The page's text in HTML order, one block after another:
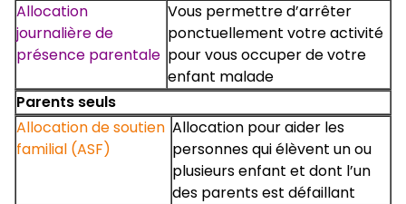
Allocation
journalière de
présence parentale
Vous permettre d’arrêter
ponctuellement votre activité
pour vous occuper de votre
enfant malade
Parents seuls
Allocation de soutien
familial (ASF)
Allocation pour aider les
personnes qui élèvent un ou
plusieurs enfant et dont l’un
des parents est défaillant